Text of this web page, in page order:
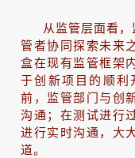
从监管层面看
管者协同探索未来
盒在现有监管框架
于创新项目的顺
前，监管部门与创
沟通；在测试进行
进行实时沟通，大
道。